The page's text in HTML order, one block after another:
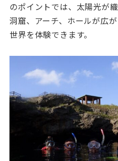
のポイントでは、太陽光が
洞窟、アーチ、ホールが広
世界を体験できます。